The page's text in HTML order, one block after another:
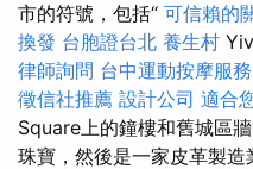
市的符號，包括“ 可信賴的
換發 台胞證台北 養生村
律師詢問 台中運動按摩服務
徵信社推薦 設計公司 適合
Square上的鐘樓和舊城區牆
珠寶，然後是一家皮革製